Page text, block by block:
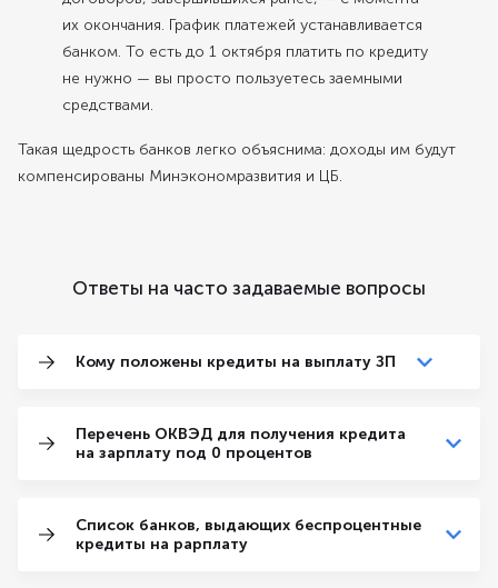
их окончания. График платежей устанавливается
банком. То есть до 1 октября платить по кредиту
не нужно — вы просто пользуетесь заемными
средствами.
Такая щедрость банков легко объяснима: доходы им будут
компенсированы Минэкономразвития и ЦБ.
Ответы на часто задаваемые вопросы
Кому положены кредиты на выплату ЗП
Перечень ОКВЭД для получения кредита
на зарплату под 0 процентов
Список банков, выдающих беспроцентные
кредиты на рарплату